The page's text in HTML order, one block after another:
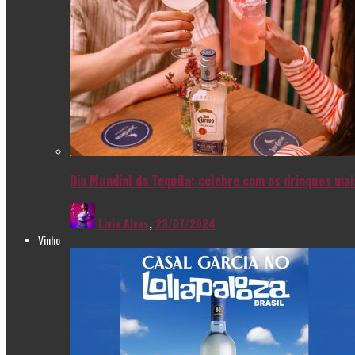
Dia Mundial da Tequila: celebre com os drinques
Livia Alves, 23/07/2024
Vinho